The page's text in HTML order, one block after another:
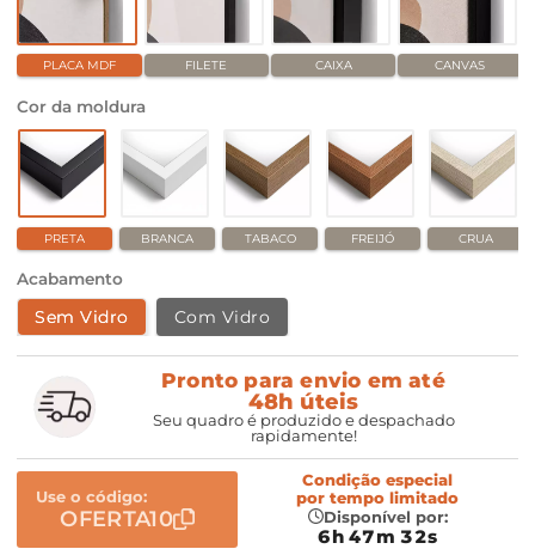
PLACA MDF FILETE CAIXA CANVAS
Cor da moldura
PRETA BRANCA TABACO FREIJÓ CRUA
Acabamento
Sem Vidro Com Vidro
Pronto para envio em até
48h úteis
Seu quadro é produzido e despachado
rapidamente!
Use o código:
OFERTA10
Condição especial
por tempo limitado
Disponível por:
6h 47m 31s